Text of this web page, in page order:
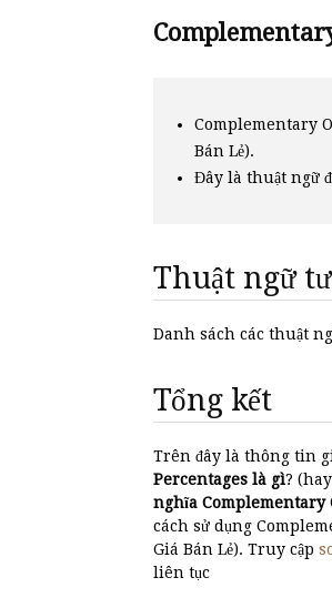
Complementary
Bán Lẻ).
Đây là thuật ngữ
Thuật ngữ
Danh sách các thuật
Tổng kết
Trên đây là thông tin
Percentages là gì?
nghĩa Complementary
cách sử dụng
Giá Bán Lẻ). Truy cập
liên tục